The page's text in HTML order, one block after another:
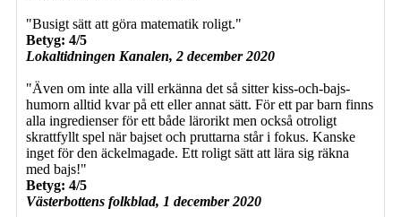
"Busigt sätt att göra matematik roligt."
Betyg: 4/5
Lokaltidningen Kanalen, 2 december 2020
"Även om inte alla vill erkänna det så sitter kiss-och-bajs-
humorn alltid kvar på ett eller annat sätt. För ett par barn finns
alla ingredienser för ett både lärorikt men också otroligt
skrattfyllt spel när bajset och pruttarna står i fokus. Kanske
inget för den äckelmagade. Ett roligt sätt att lära sig räkna
med bajs!"
Betyg: 4/5
Västerbottens folkblad, 1 december 2020